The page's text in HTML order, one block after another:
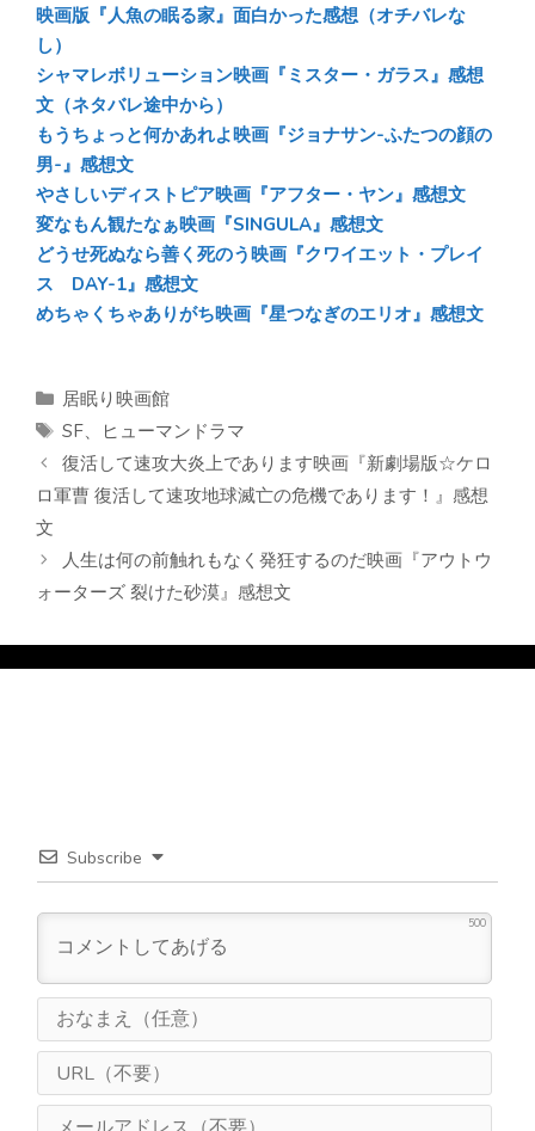
映画版『人魚の眠る家』面白かった感想（オチバレな
し）
シャマレボリューション映画『ミスター・ガラス』感想
文（ネタバレ途中から）
もうちょっと何かあれよ映画『ジョナサン-ふたつの顔の
男-』感想文
やさしいディストピア映画『アフター・ヤン』感想文
変なもん観たなぁ映画『SINGULA』感想文
どうせ死ぬなら善く死のう映画『クワイエット・プレイ
ス DAY-1』感想文
めちゃくちゃありがち映画『星つなぎのエリオ』感想文
カ
テ
リ
ー
居眠り映画館
タ
グ
SF、
ヒューマンドラマ
復活して速攻大炎上であります映画『新劇場版☆ケロ
ロ軍曹 復活して速攻地球滅亡の危機であります！』感想
文
人生は何の前触れもなく発狂するのだ映画『アウトウ
ォーターズ 裂けた砂漠』感想文
Subscribe
500
ま
（
L